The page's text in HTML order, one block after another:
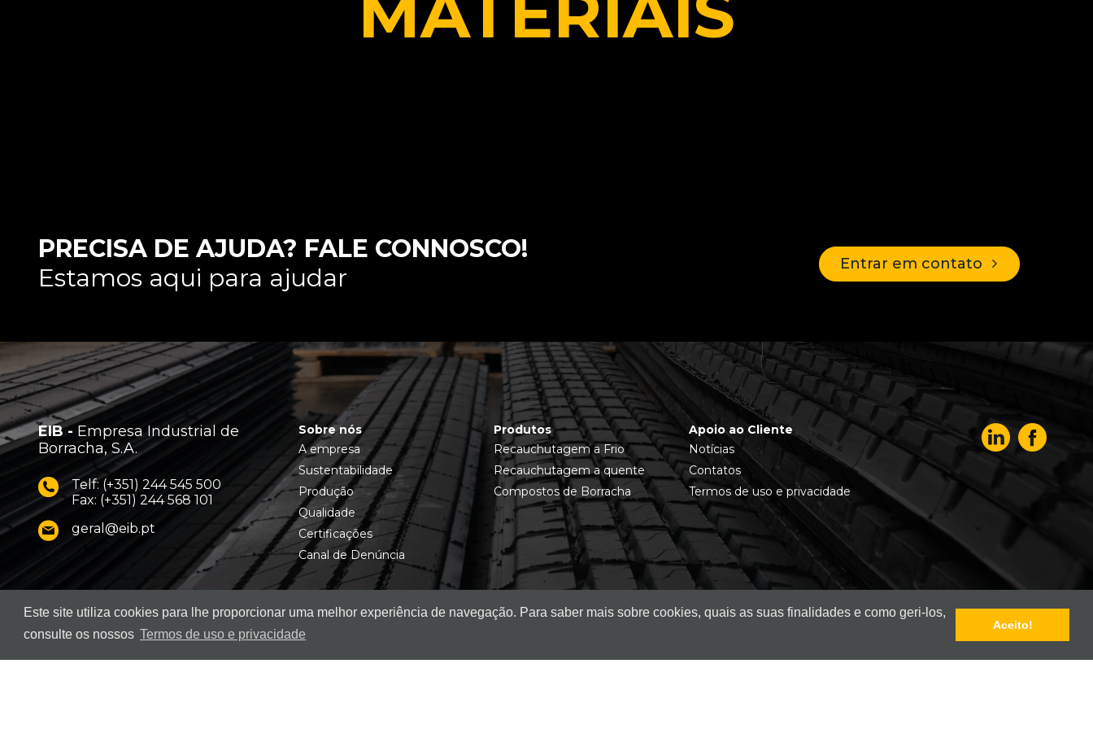
Este site utiliza cookies para lhe proporcionar uma melhor experiência de navegação. Para saber mais sobre cookies, quais as suas finalidades e como geri-los,
consulte os nossos Termos de uso e privacidade
Aceito!
PRECISA DE AJUDA? FALE CONNOSCO!
Estamos aqui para ajudar
Entrar em contato
EIB - Empresa Industrial de
Borracha, S.A.
Telf: (+351) 244 545 500
Fax: (+351) 244 568 101
geral@eib.pt
Sobre nós
A empresa
Sustentabilidade
Produção
Qualidade
Certificações
Canal de Denúncia
Produtos
Recauchutagem a Frio
Recauchutagem a quente
Compostos de Borracha
Apoio ao Cliente
Notícias
Contatos
Termos de uso e privacidade